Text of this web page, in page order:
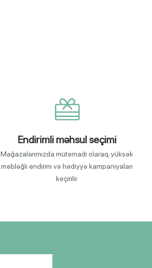
Endirimli məhsul seçimi
Mağazalarımızda mütəmadi olaraq, yüksək
məbləğli endirim və hədiyyə kampaniyaları
keçirilir.